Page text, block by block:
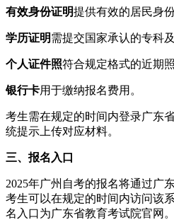
有效身份证明提供有效的居民身
学历证明需提交国家承认的专科
个人证件照符合规定格式的近期照
银行卡用于缴纳报名费用。
考生需在规定的时间内登录广东
统提示上传对应材料。
三、报名入口
2025年广州自考的报名将通过广
考生可以在规定的时间内访问该
名入口为广东省教育考试院官网